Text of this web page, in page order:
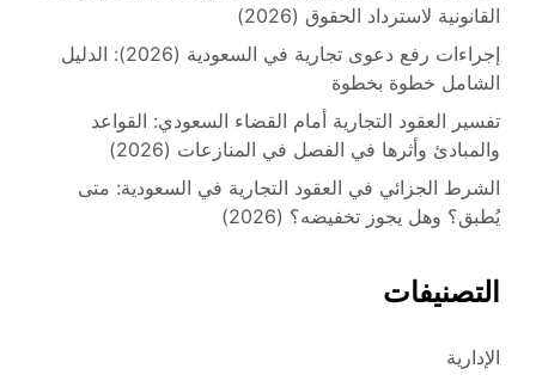
القانونية لاسترداد الحقوق (2026)
إجراءات رفع دعوى تجارية في السعودية (2026): الدليل
الشامل خطوة بخطوة
تفسير العقود التجارية أمام القضاء السعودي: القواعد
والمبادئ وأثرها في الفصل في المنازعات (2026)
الشرط الجزائي في العقود التجارية في السعودية: متى
يُطبق؟ وهل يجوز تخفيضه؟ (2026)
التصنيفات
الإدارية